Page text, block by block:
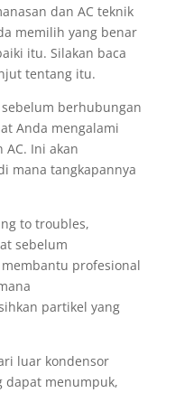
dan AC teknik
memilih yang benar
itu. Silakan baca
tentang itu.
berhubungan
Anda mengalami
AC. Ini akan
mana tangkapannya
to troubles,
sebelum
profesional
partikel yang
luar kondensor
dapat menumpuk,